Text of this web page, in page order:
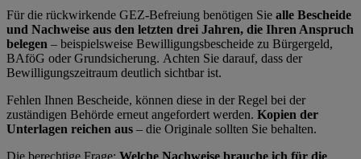
Für die rückwirkende GEZ-Befreiung benötigen Sie alle Bescheide
und Nachweise aus den letzten drei Jahren, die Ihren Anspruch
belegen – beispielsweise Bewilligungsbescheide zu Bürgergeld,
BAföG oder Grundsicherung. Achten Sie darauf, dass der
Bewilligungszeitraum deutlich sichtbar ist.
Fehlen Ihnen Bescheide, können diese in der Regel bei der
zuständigen Behörde erneut angefordert werden. Kopien der
Unterlagen reichen aus – die Originale sollten Sie behalten.
Die berechtige Frage: Welche Nachweise brauche ich für die